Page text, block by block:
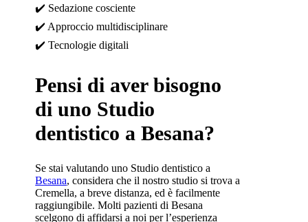
✔️ Sedazione cosciente
✔️ Approccio multidisciplinare
✔️Tecnologie digitali
Pensi di aver bisogno
di uno Studio
dentistico a Besana?
Se stai valutando uno Studio dentistico a
Besana, considera che il nostro studio si trova a
Cremella, a breve distanza, ed è facilmente
raggiungibile. Molti pazienti di Besana
scelgono di affidarsi a noi per l’esperienza